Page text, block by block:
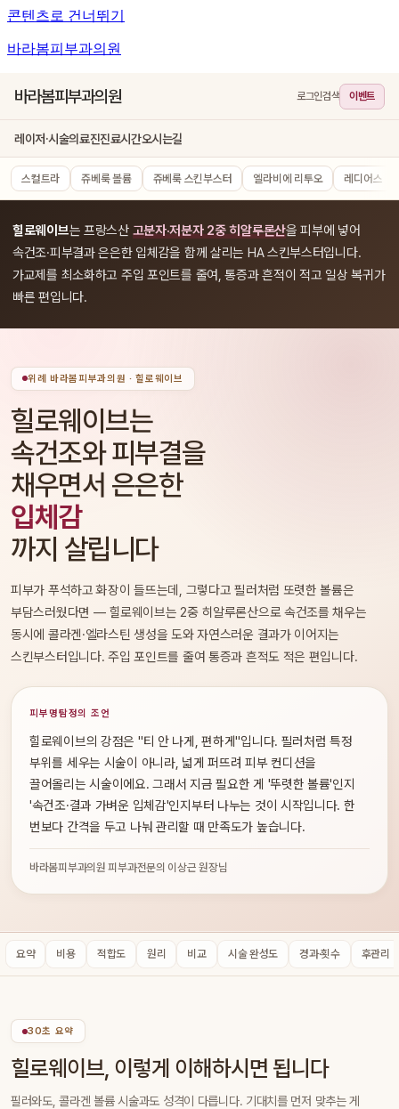
콘텐츠로 건너뛰기
바라봄피부과의원
바라봄피부과의원 로그인검색 이벤트
레이저·시술의료진진료시간오시는길
스컬트라 쥬베룩 볼륨 쥬베룩 스킨부스터 엘라비에 리투오 레디어스
힐로웨이브는 프랑스산 고분자·저분자 2중 히알루론산을 피부에 넣어
속건조·피부결과 은은한 입체감을 함께 살리는 HA 스킨부스터입니다.
가교제를 최소화하고 주입 포인트를 줄여, 통증과 흔적이 적고 일상 복귀가
빠른 편입니다.
위례 바라봄피부과의원 · 힐로웨이브
힐로웨이브는
속건조와 피부결을
채우면서 은은한
입체감
까지 살립니다
피부가 푸석하고 화장이 들뜨는데, 그렇다고 필러처럼 또렷한 볼륨은
부담스러웠다면 — 힐로웨이브는 2중 히알루론산으로 속건조를 채우는
동시에 콜라겐·엘라스틴 생성을 도와 자연스러운 결과가 이어지는
스킨부스터입니다. 주입 포인트를 줄여 통증과 흔적도 적은 편입니다.
피부명탐정의 조언
힐로웨이브의 강점은 "티 안 나게, 편하게"입니다. 필러처럼 특정
부위를 세우는 시술이 아니라, 넓게 퍼뜨려 피부 컨디션을
끌어올리는 시술이에요. 그래서 지금 필요한 게 '뚜렷한 볼륨'인지
'속건조·결과 가벼운 입체감'인지부터 나누는 것이 시작입니다. 한
번보다 간격을 두고 나눠 관리할 때 만족도가 높습니다.
바라봄피부과의원 피부과전문의 이상근 원장님
요약 비용 적합도 원리 비교 시술 완성도 경과·횟수 후관리
30초 요약
힐로웨이브, 이렇게 이해하시면 됩니다
필러와도, 콜라겐 볼륨 시술과도 성격이 다릅니다. 기대치를 먼저 맞추는 게